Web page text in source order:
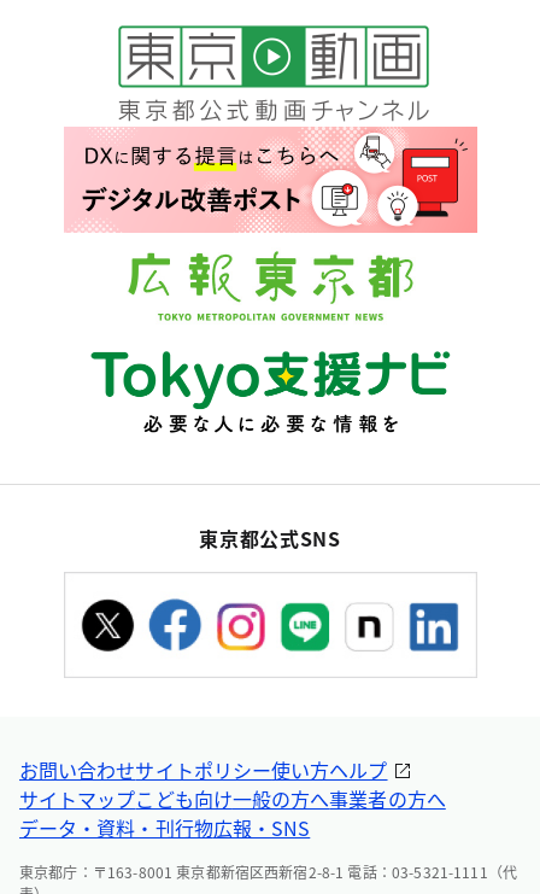
東京都公式SNS
お問い合わせサイトポリシー使い方ヘルプ
サイトマップこども向け一般の方へ事業者の方へ
データ・資料・刊行物広報・SNS
東京都庁：〒163-8001 東京都新宿区西新宿2-8-1 電話：03-5321-1111（代